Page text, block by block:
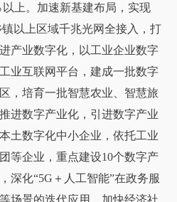
上。加速新基建布局，实现
以上区域千兆光网全接入，打
产业数字化，以工业企业数字
业互联网平台，建成一批数字
，培育一批智慧农业、智慧旅
进数字产业化，引进数字产业
土数字化中小企业，依托工业
等企业，重点建设10个数字产
深化“5G＋人工智能”在政务服
场景的迭代应用，加快经济社